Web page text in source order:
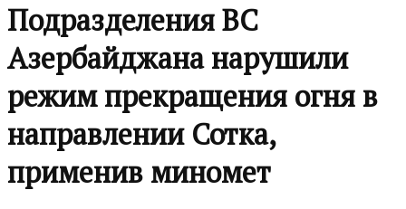
Подразделения ВС
Азербайджана нарушили
режим прекращения огня в
направлении Сотка,
применив миномет